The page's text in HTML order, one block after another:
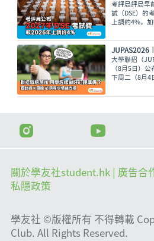
考評局評局早
試（DSE）的
上調約4%，
大學聯招（
（8月5日）
下周二（8月4
甚麼出路疑問
見，都可致電
關於學友社student.hk | 廣告合
私隱政策
學友社 ©版權所有 不得轉載
Club. All Rights Reserved.